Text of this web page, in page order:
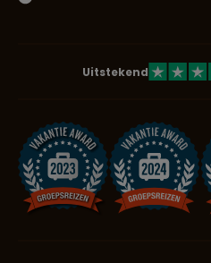
Uitstekend